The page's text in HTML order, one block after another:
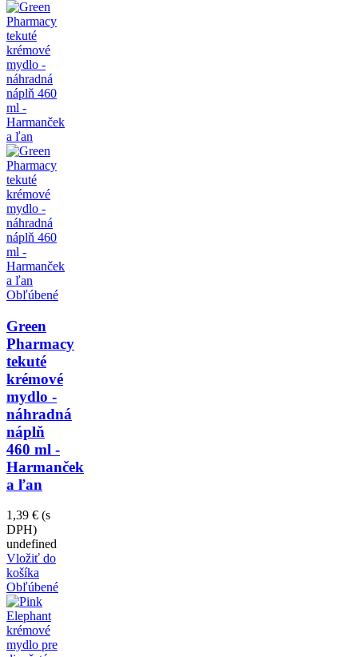
Obľúbené
Green
Pharmacy
tekuté
krémové
mydlo -
náhradná
náplň
460 ml -
Harmanček
a ľan
1,39 € (s
DPH)
undefined
Vložiť do
košíka
Obľúbené